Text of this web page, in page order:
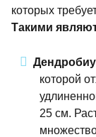
которых
Такими
которой
25 см.